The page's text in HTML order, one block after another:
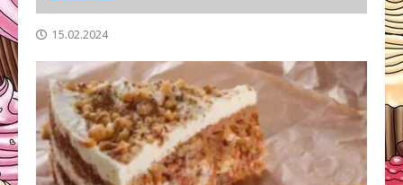
15.02.2024